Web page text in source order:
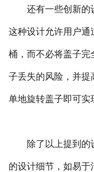
还有一些创新的设
这种设计允许用户通
桶，而不必将盖子完
子丢失的风险，并提
单地旋转盖子即可实
除了以上提到的
的设计细节，如易